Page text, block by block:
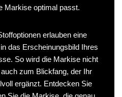
Markise optimal passt.
erlauben eine
das Erscheinungsbild Ihres
So wird die Markise nicht
zum Blickfang, der Ihr
ergänzt. Entdecken Sie